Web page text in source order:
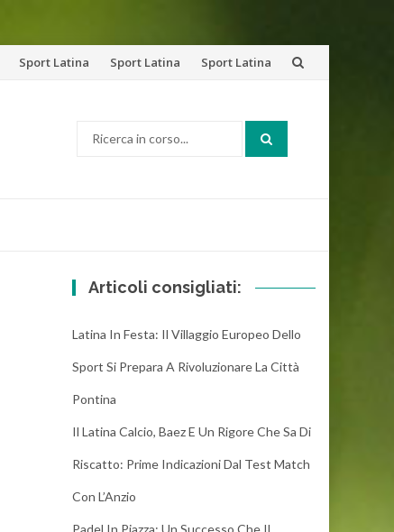
Sport Latina Sport Latina Sport Latina
Articoli consigliati:
Latina In Festa: Il Villaggio Europeo Dello
Sport Si Prepara A Rivoluzionare La Città
Pontina
Il Latina Calcio, Baez E Un Rigore Che Sa Di
Riscatto: Prime Indicazioni Dal Test Match
Con L’Anzio
Padel In Piazza: Un Successo Che Il